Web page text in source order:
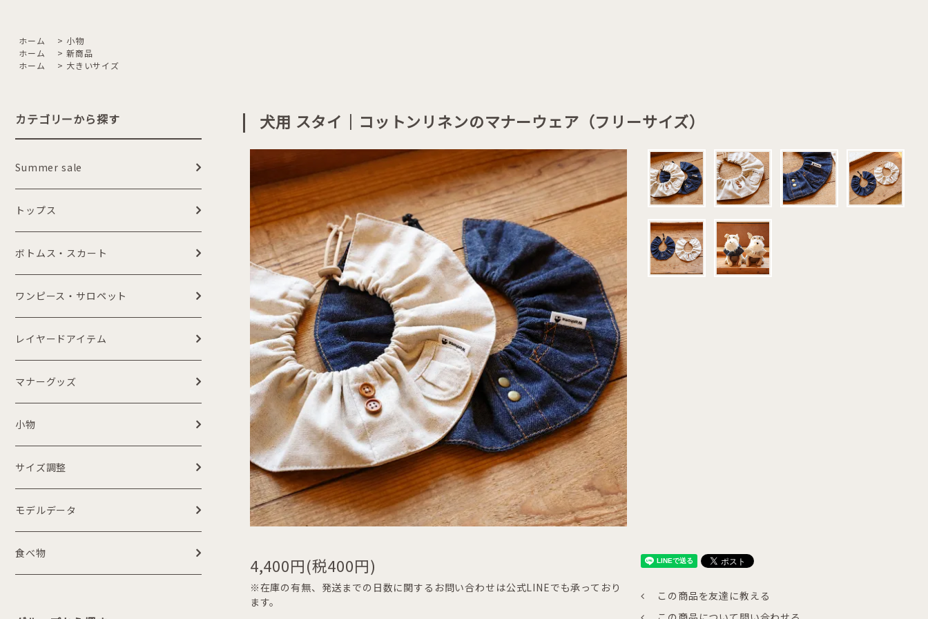
ホーム > 小物
ホーム
> 新商品
ホーム
> 大きいサイズ
カテゴリーから探す
Summer sale
トップス
ボトムス・スカート
ワンピース・サロペット
レイヤードアイテム
マナーグッズ
小物
サイズ調整
モデルデータ
食べ物
犬用 スタイ｜コットンリネンのマナーウェア（フリーサイズ）
4,400円(税400円)
※在庫の有無、発送までの日数に関するお問い合わせは公式LINEでも承っており
ます。
この商品を友達に教える